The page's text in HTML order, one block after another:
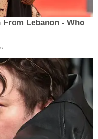
From Lebanon - Who